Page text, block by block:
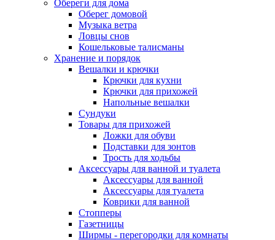
Обереги для дома
Оберег домовой
Музыка ветра
Ловцы снов
Кошельковые талисманы
Хранение и порядок
Вешалки и крючки
Крючки для кухни
Крючки для прихожей
Напольные вешалки
Сундуки
Товары для прихожей
Ложки для обуви
Подставки для зонтов
Трость для ходьбы
Аксессуары для ванной и туалета
Аксессуары для ванной
Аксессуары для туалета
Коврики для ванной
Стопперы
Газетницы
Ширмы - перегородки для комнаты